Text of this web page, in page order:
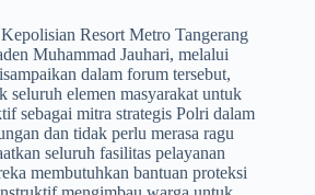
Resort Metro Tangerang
Muhammad Jauhari, melalui
dalam forum tersebut,
seluruh elemen masyarakat untuk
sebagai mitra strategis Polri dalam
dan tidak perlu merasa ragu
seluruh fasilitas pelayanan
membutuhkan bantuan proteksi